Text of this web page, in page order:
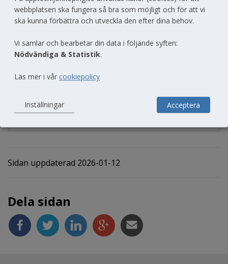
är du välkommen att kontakta våra NTA-
Kontakt
Maria Vilsek, regional samordnare NTA
E-post: maria.vilsek@jonkoping.se
Sidan uppdaterad 2026-01-12
Dela sidan
webbplatsen ska fungera så bra som möjligt och för att vi
ska kunna förbättra och utveckla den efter dina behov.
Vi samlar och bearbetar din data i följande syften:
Nödvändiga & Statistik.
Läs mer i vår cookiepolicy
Inställningar Acceptera